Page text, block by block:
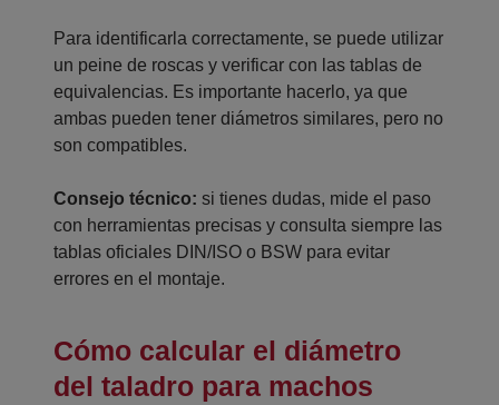
Para identificarla correctamente, se puede utilizar
un peine de roscas y verificar con las tablas de
equivalencias. Es importante hacerlo, ya que
ambas pueden tener diámetros similares, pero no
son compatibles.
Consejo técnico: si tienes dudas, mide el paso
con herramientas precisas y consulta siempre las
tablas oficiales DIN/ISO o BSW para evitar
errores en el montaje.
Cómo calcular el diámetro
del taladro para machos